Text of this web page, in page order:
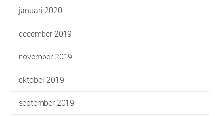
januari 2020
december 2019
november 2019
oktober 2019
september 2019